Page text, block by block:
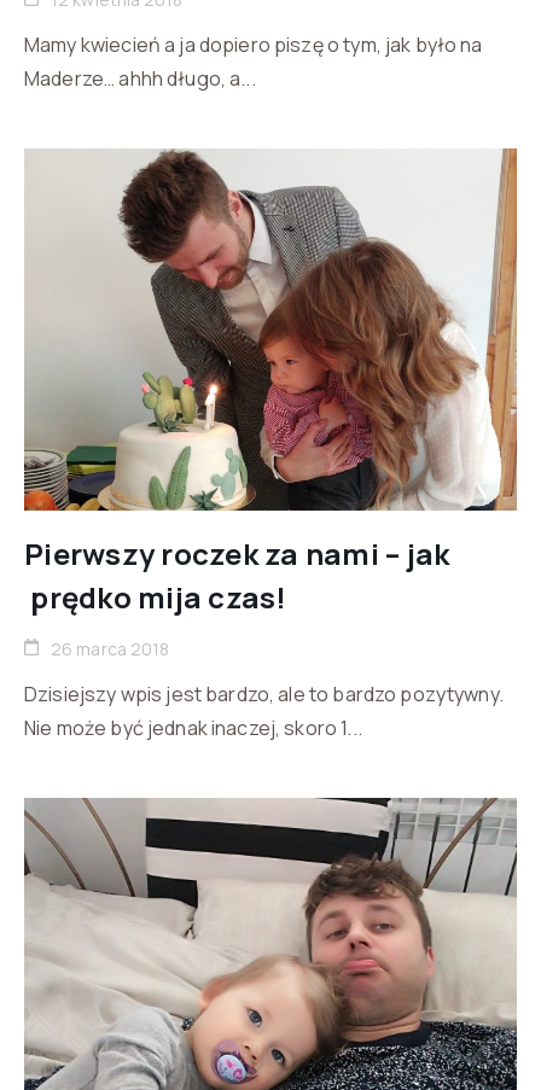
Mamy kwiecień a ja dopiero piszę o tym, jak było na
Maderze… ahhh długo, a...
Pierwszy roczek za nami – jak
prędko mija czas!
26 marca 2018
Dzisiejszy wpis jest bardzo, ale to bardzo pozytywny.
Nie może być jednak inaczej, skoro 1...